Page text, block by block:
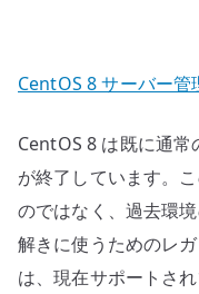
CentOS 8 サーバー管
CentOS 8 は既に通
が終了しています。
のではなく、過去環
解きに使うためのレ
は、現在サポートさ